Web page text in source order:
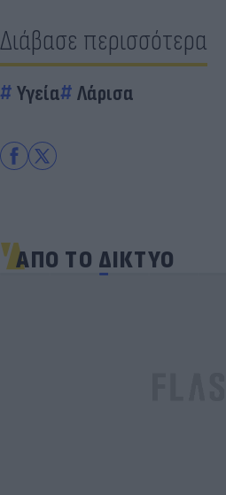
Διάβασε περισσότερα
Υγεία Λάρισα
ΑΠΟ ΤΟ ΔΙΚΤΥΟ